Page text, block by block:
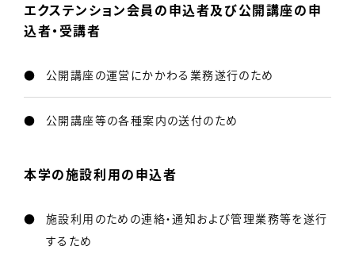
エクステンション会員の申込者及び公開講座の申
込者・受講者
公開講座の運営にかかわる業務遂行のため
公開講座等の各種案内の送付のため
本学の施設利用の申込者
施設利用のための連絡・通知および管理業務等を遂行
するため